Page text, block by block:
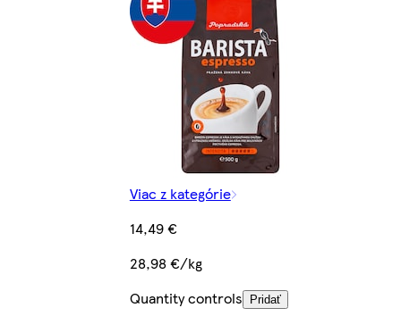
Viac z kategórie
14,49 €
28,98 €/kg
Quantity controls
Pridať